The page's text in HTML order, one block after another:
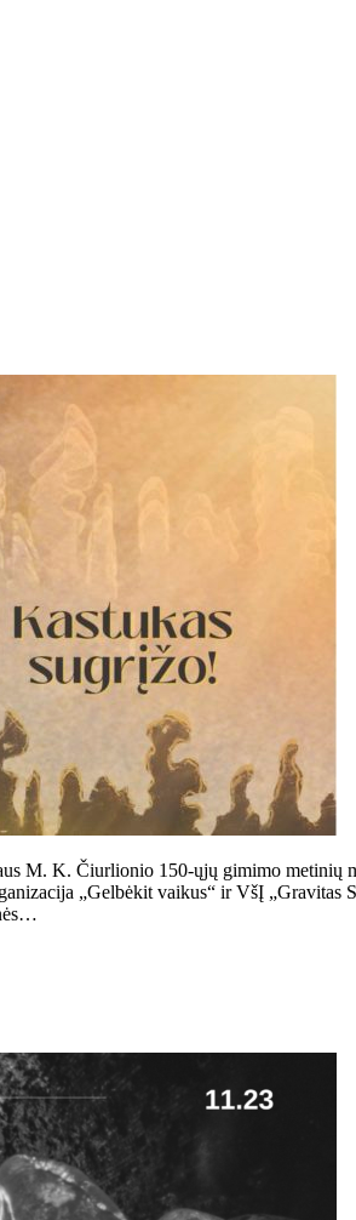
M. K. Čiurlionio 150-ųjų gimimo metinių
„Gelbėkit vaikus“ ir VšĮ